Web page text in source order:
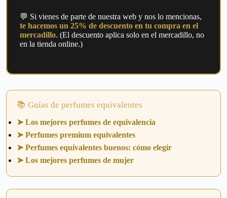
💬 Si vienes de parte de nuestra web y nos lo mencionas,
te hacemos un 25% de descuento en tu compra en el
mercadillo. (El descuento aplica solo en el mercadillo, no
en la tienda online.)
📚 Guías de perfumes equivalentes
➤ Los mejores perfumes de equivalencia
➤ Perfumes premium equivalentes
➤ Perfumes equivalentes buenos: cómo elegir
➤ Los mejores perfumes de mujer